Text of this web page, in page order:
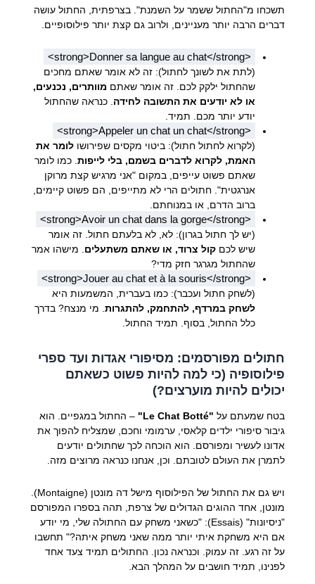
תשכחו מ"החתול ששמר על השמנת". בצרפתית, החתול עושה
דברים הרבה יותר מעניינים, ולרוב גם קצת יותר פילוסופיים.
<strong>Donner sa langue au chat</strong>
(לתת את לשונך לחתול): זה לא אומר שאתם מחכים
שהחתול ילקק לכם. זה אומר שאתם מוותרים, נכנעים,
או לא יודעים את התשובה לחידה . כנראה שהחתול
יודע יותר מכם. תמיד.
<strong>Appeler un chat un chat</strong>
(לקרוא לחתול חתול): ביטוי מקסים שפירושו לומר את
האמת, לקרוא לדברים בשמם, בלי לייפות. כמו לומר
שאתם פשוט עייפים, במקום "אני מרגיש קצת מרוקן
אנרגטית". חתולים הרי לא מתייפים, הם פשוט קיימים,
ברוב הדרם, או במנוחתם.
<strong>Avoir un chat dans la gorge</strong>
(יש לך חתול בגרון): לא, לא בלעתם חתול. זה אומר
שיש לכם קול צרוד, או שאתם משתעלים . מישהו אמר
שהחתול מגרגר חזק מדי?
<strong>Jouer au chat et à la souris</strong>
(לשחק חתול ועכבר): כמו בעברית, המשמעות היא
לשחק במרדף, להתחמק, להתגרות. מי מנצח? בדרך
כלל החתול, בסוף. תמיד החתול.
חתולים מפורסמים: מסיפורי אגדות ועד ספרי
פילוסופיה (כי למה להיות פשוט כשאתם
יכולים להיות מוערצים?)
בטח שמעתם על "Le Chat Botté"
– החתול במגפיים. הוא
גיבור סיפורי ילדים קלאסי, ערמומי וחכם, שמצליח להפוך את
אדונו לעשיר ומפורסם. הוא הוכחה לכך שחתולים יודעים
לתמרן את העולם לטובתם. וכן, אנחנו כנראה מרוצים מזה.
ויש גם את החתול של הפילוסוף מישל דה מונטן (Montaigne).
מונטן, אחד ההוגים הגדולים של צרפת, תהה בספרו המפורסם
"ניסיונות" (Essais): "כשאני משחק עם החתולה שלי, מי יודע
אם היא משחקת איתי יותר ממה שאני משחק איתה?" תחשבו
על זה רגע. זה עמוק. וכנראה נכון. החתולים תמיד צעד אחד
לפנינו, תמיד חושבים על המהלך הבא.